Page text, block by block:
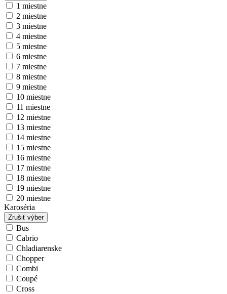
1 miestne
2 miestne
3 miestne
4 miestne
5 miestne
6 miestne
7 miestne
8 miestne
9 miestne
10 miestne
11 miestne
12 miestne
13 miestne
14 miestne
15 miestne
16 miestne
17 miestne
18 miestne
19 miestne
20 miestne
Karoséria
Zrušiť výber
Bus
Cabrio
Chladiarenske
Chopper
Combi
Coupé
Cross